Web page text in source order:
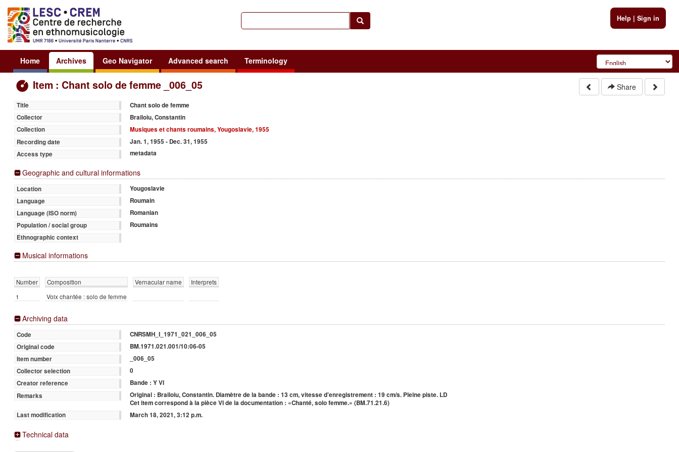
Help| Sign in
Home Archives Geo Navigator Advanced search Terminology
Item : Chant solo de femme _006_05 Share
Title
Chant solo de femme
Collector
Brailoiu, Constantin
Collection
Musiques et chants roumains, Yougoslavie, 1955
Recording date
Jan. 1, 1955 - Dec. 31, 1955
Access type
metadata
Geographic and cultural informations
Location
Yougoslavie
Language
Roumain
Language (ISO norm)
Romanian
Population / social group
Roumains
Ethnographic context
Musical informations
Number Composition Vernacular name
Interprets
1
Voix chantée : solo de femme
Archiving data
Code
CNRSMH_I_1971_021_006_05
Original code
BM.1971.021.001/10:06-05
Item number
_006_05
Collector selection
0
Creator reference
Bande : Y VI
Remarks
Original : Brailoiu, Constantin. Diamètre de la bande : 13 cm, vitesse d'enregistrement : 19 cm/s. Pleine piste. LD
Cet item correspond à la pièce VI de la documentation : «Chanté, solo femme.» (BM.71.21.6)
Last modification
March 18, 2021, 3:12 p.m.
Technical data